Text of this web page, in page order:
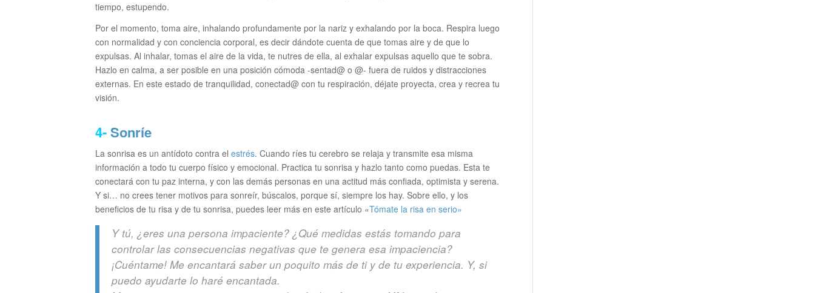
tiempo, estupendo.
Por el momento, toma aire, inhalando profundamente por la nariz y exhalando por la boca. Respira luego
con normalidad y con conciencia corporal, es decir dándote cuenta de que tomas aire y de que lo
expulsas. Al inhalar, tomas el aire de la vida, te nutres de ella, al exhalar expulsas aquello que te sobra.
Hazlo en calma, a ser posible en una posición cómoda -sentad@ o @- fuera de ruidos y distracciones
externas. En este estado de tranquilidad, conectad@ con tu respiración, déjate proyecta, crea y recrea tu
visión.
4-Sonríe
La sonrisa es un antídoto contra el estrés. Cuando ríes tu cerebro se relaja y transmite esa misma
información a todo tu cuerpo físico y emocional. Practica tu sonrisa y hazlo tanto como puedas. Esta te
conectará con tu paz interna, y con las demás personas en una actitud más confiada, optimista y serena.
Y si… no crees tener motivos para sonreír, búscalos, porque sí, siempre los hay. Sobre ello, y los
beneficios de tu risa y de tu sonrisa, puedes leer más en este artículo «Tómate la risa en serio»
Y tú, ¿eres una persona impaciente? ¿Qué medidas estás tomando para
controlar las consecuencias negativas que te genera esa impaciencia?
¡Cuéntame! Me encantará saber un poquito más de ti y de tu experiencia. Y, si
puedo ayudarte lo haré encantada.